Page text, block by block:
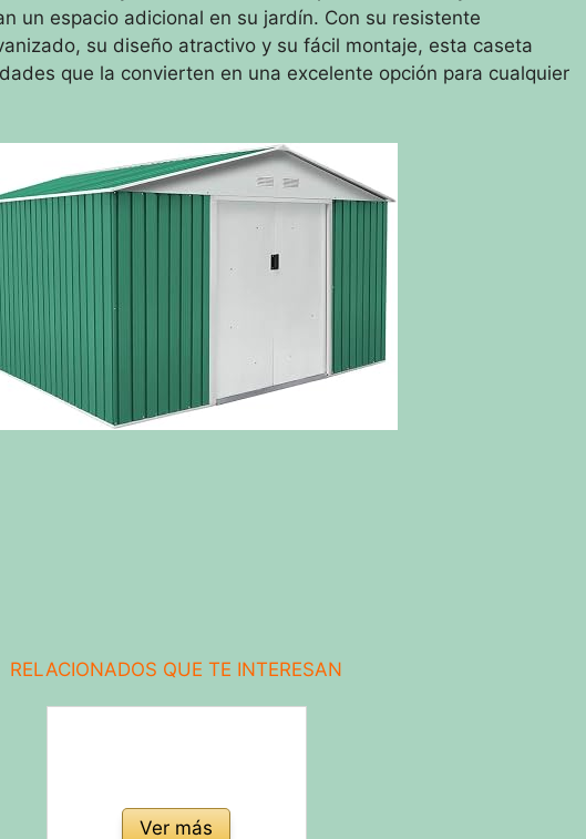
un espacio adicional en su jardín. Con su resistente
su diseño atractivo y su fácil montaje, esta caseta
que la convierten en una excelente opción para cualquier
RELACIONADOS QUE TE INTERESAN
Ver más